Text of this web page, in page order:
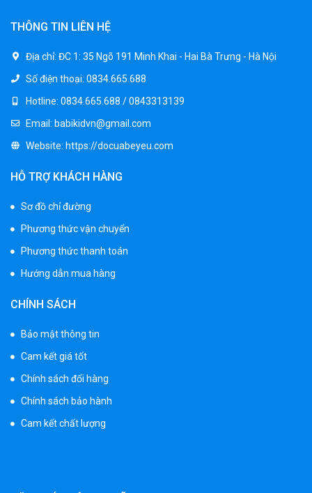
THÔNG TIN LIÊN HỆ
Địa chỉ: ĐC 1: 35 Ngõ 191 Minh Khai - Hai Bà Trưng - Hà Nội
Số điện thoại: 0834.665.688
Hotline: 0834.665.688 / 0843313139
Email: babikidvn@gmail.com
Website: https://docuabeyeu.com
HỖ TRỢ KHÁCH HÀNG
Sơ đồ chỉ đường
Phương thức vận chuyển
Phương thức thanh toán
Hướng dẫn mua hàng
CHÍNH SÁCH
Bảo mật thông tin
Cam kết giá tốt
Chính sách đổi hàng
Chính sách bảo hành
Cam kết chất lượng